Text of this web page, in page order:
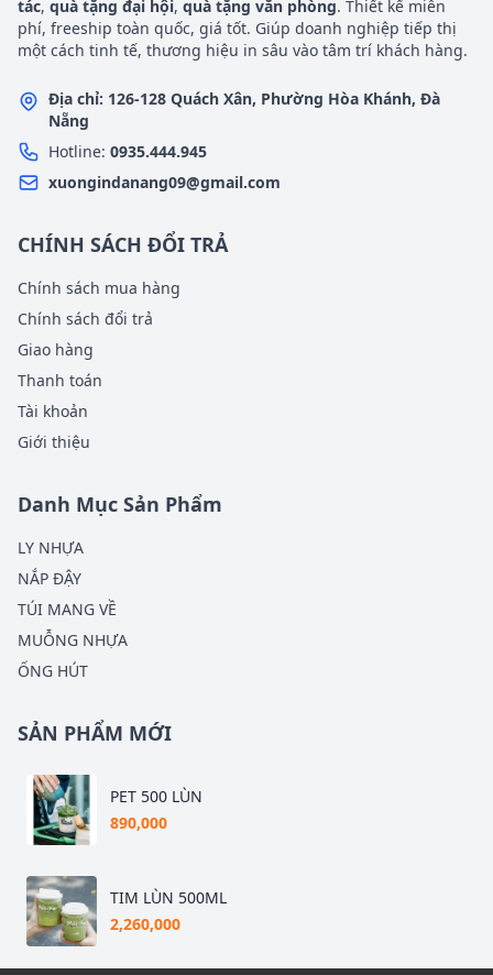
tác, quà tặng đại hội, quà tặng văn phòng. Thiết kế miễn
phí, freeship toàn quốc, giá tốt. Giúp doanh nghiệp tiếp thị
một cách tinh tế, thương hiệu in sâu vào tâm trí khách hàng.
Địa chỉ: 126-128 Quách Xân, Phường Hòa Khánh, Đà
Nẵng
Hotline: 0935.444.945
xuongindanang09@gmail.com
CHÍNH SÁCH ĐỔI TRẢ
Chính sách mua hàng
Chính sách đổi trả
Giao hàng
Thanh toán
Tài khoản
Giới thiệu
Danh Mục Sản Phẩm
LY NHỰA
NẮP ĐẬY
TÚI MANG VỀ
MUỖNG NHỰA
ỐNG HÚT
SẢN PHẨM MỚI
PET 500 LÙN
890,000
TIM LÙN 500ML
2,260,000